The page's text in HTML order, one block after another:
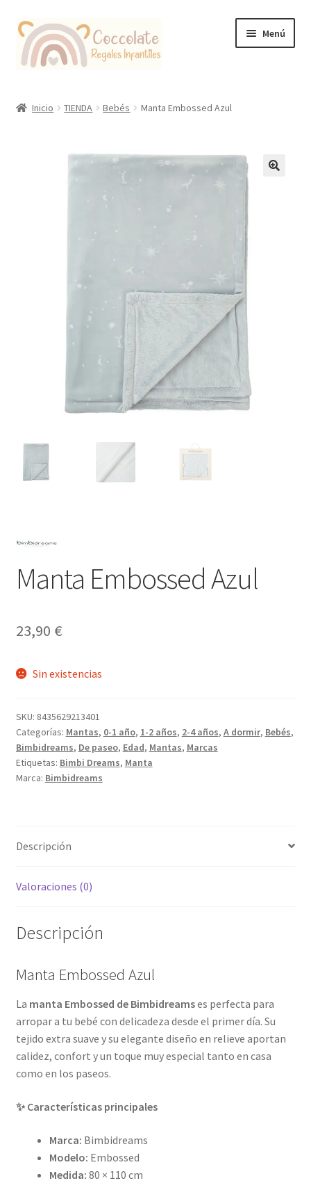
Ir
la
Ir
contenido
Menú
Inicio TIENDA Bebés Manta Embossed Azul
Manta Embossed Azul
23,90 €
Sin existencias
SKU: 8435629213401
Categorías: Mantas, 0-1 año, 1-2 años, 2-4 años, A dormir, Bebés,
Bimbidreams, De paseo, Edad, Mantas, Marcas
Etiquetas: Bimbi Dreams, Manta
Marca: Bimbidreams
Descripción
Valoraciones (0)
Descripción
Manta Embossed Azul
La manta Embossed de Bimbidreamses perfecta para
arropar a tu bebé con delicadeza desde el primer día. Su
tejido extra suave y su elegante diseño en relieve aportan
calidez, confort y un toque muy especial tanto en casa
como en los paseos.
✨ Características principales
Marca: Bimbidreams
Modelo: Embossed
Medida: 80 × 110 cm